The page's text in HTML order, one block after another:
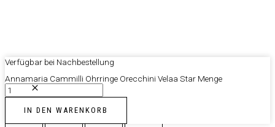
Verfügbar bei Nachbestellung
Annamaria Cammilli Ohrringe Orecchini Velaa Star Menge
IN DEN WARENKORB